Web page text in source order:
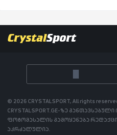
© 2026 CRYSTALSPORT, All rights
CRYSTALSPORT.GE-ზე
ფოტომასალის გამოყენება
აკრძალულია.